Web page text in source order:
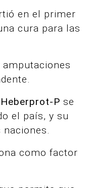
en el primer
cura para las
Heberprot-P se
el país, y su
naciones.
como factor